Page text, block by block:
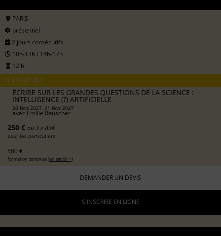
PARIS
présentiel
2 jours consécutifs
10h-13h / 14h-17h
12 h.
DÉCOUVERTE
ÉCRIRE SUR LES GRANDES QUESTIONS DE LA SCIENCE :
INTELLIGENCE (?) ARTIFICIELLE
20 févr 2027, 21 févr 2027
avec Émilie Rauscher
250 € ou 3 x 83€
pour les particuliers
500 €
formation continue (en savoir +)
DEMANDER UN DEVIS
S'INSCRIRE EN LIGNE